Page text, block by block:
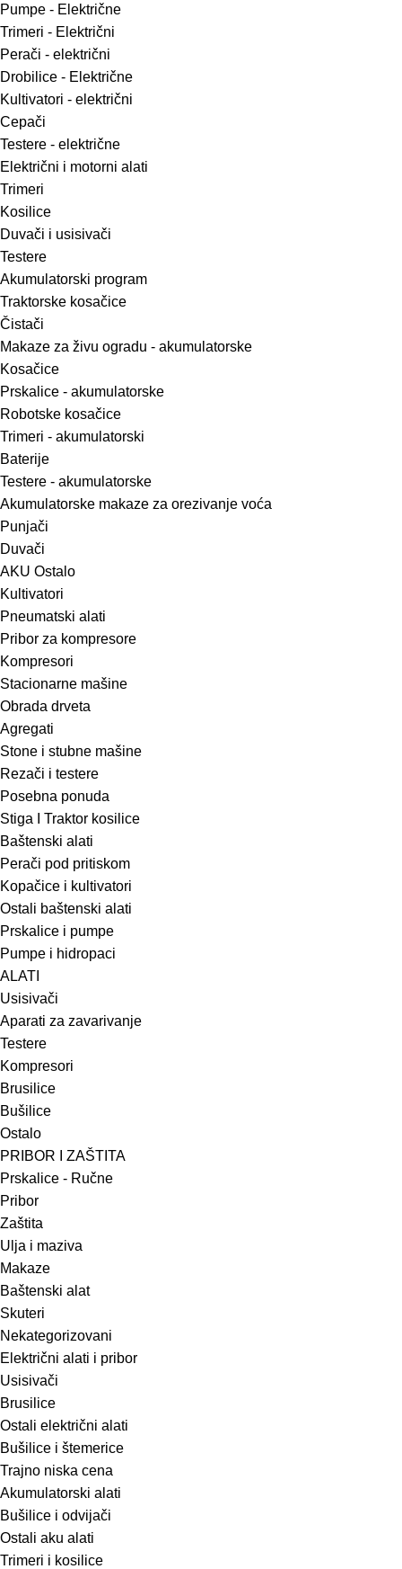
Pumpe - Električne
Trimeri - Električni
Perači - električni
Drobilice - Električne
Kultivatori - električni
Cepači
Testere - električne
Električni i motorni alati
Trimeri
Kosilice
Duvači i usisivači
Testere
Akumulatorski program
Traktorske kosačice
Čistači
Makaze za živu ogradu - akumulatorske
Kosačice
Prskalice - akumulatorske
Robotske kosačice
Trimeri - akumulatorski
Baterije
Testere - akumulatorske
Akumulatorske makaze za orezivanje voća
Punjači
Duvači
AKU Ostalo
Kultivatori
Pneumatski alati
Pribor za kompresore
Kompresori
Stacionarne mašine
Obrada drveta
Agregati
Stone i stubne mašine
Rezači i testere
Posebna ponuda
Stiga I Traktor kosilice
Baštenski alati
Perači pod pritiskom
Kopačice i kultivatori
Ostali baštenski alati
Prskalice i pumpe
Pumpe i hidropaci
ALATI
Usisivači
Aparati za zavarivanje
Testere
Kompresori
Brusilice
Bušilice
Ostalo
PRIBOR I ZAŠTITA
Prskalice - Ručne
Pribor
Zaštita
Ulja i maziva
Makaze
Baštenski alat
Skuteri
Nekategorizovani
Električni alati i pribor
Usisivači
Brusilice
Ostali električni alati
Bušilice i štemerice
Trajno niska cena
Akumulatorski alati
Bušilice i odvijači
Ostali aku alati
Trimeri i kosilice